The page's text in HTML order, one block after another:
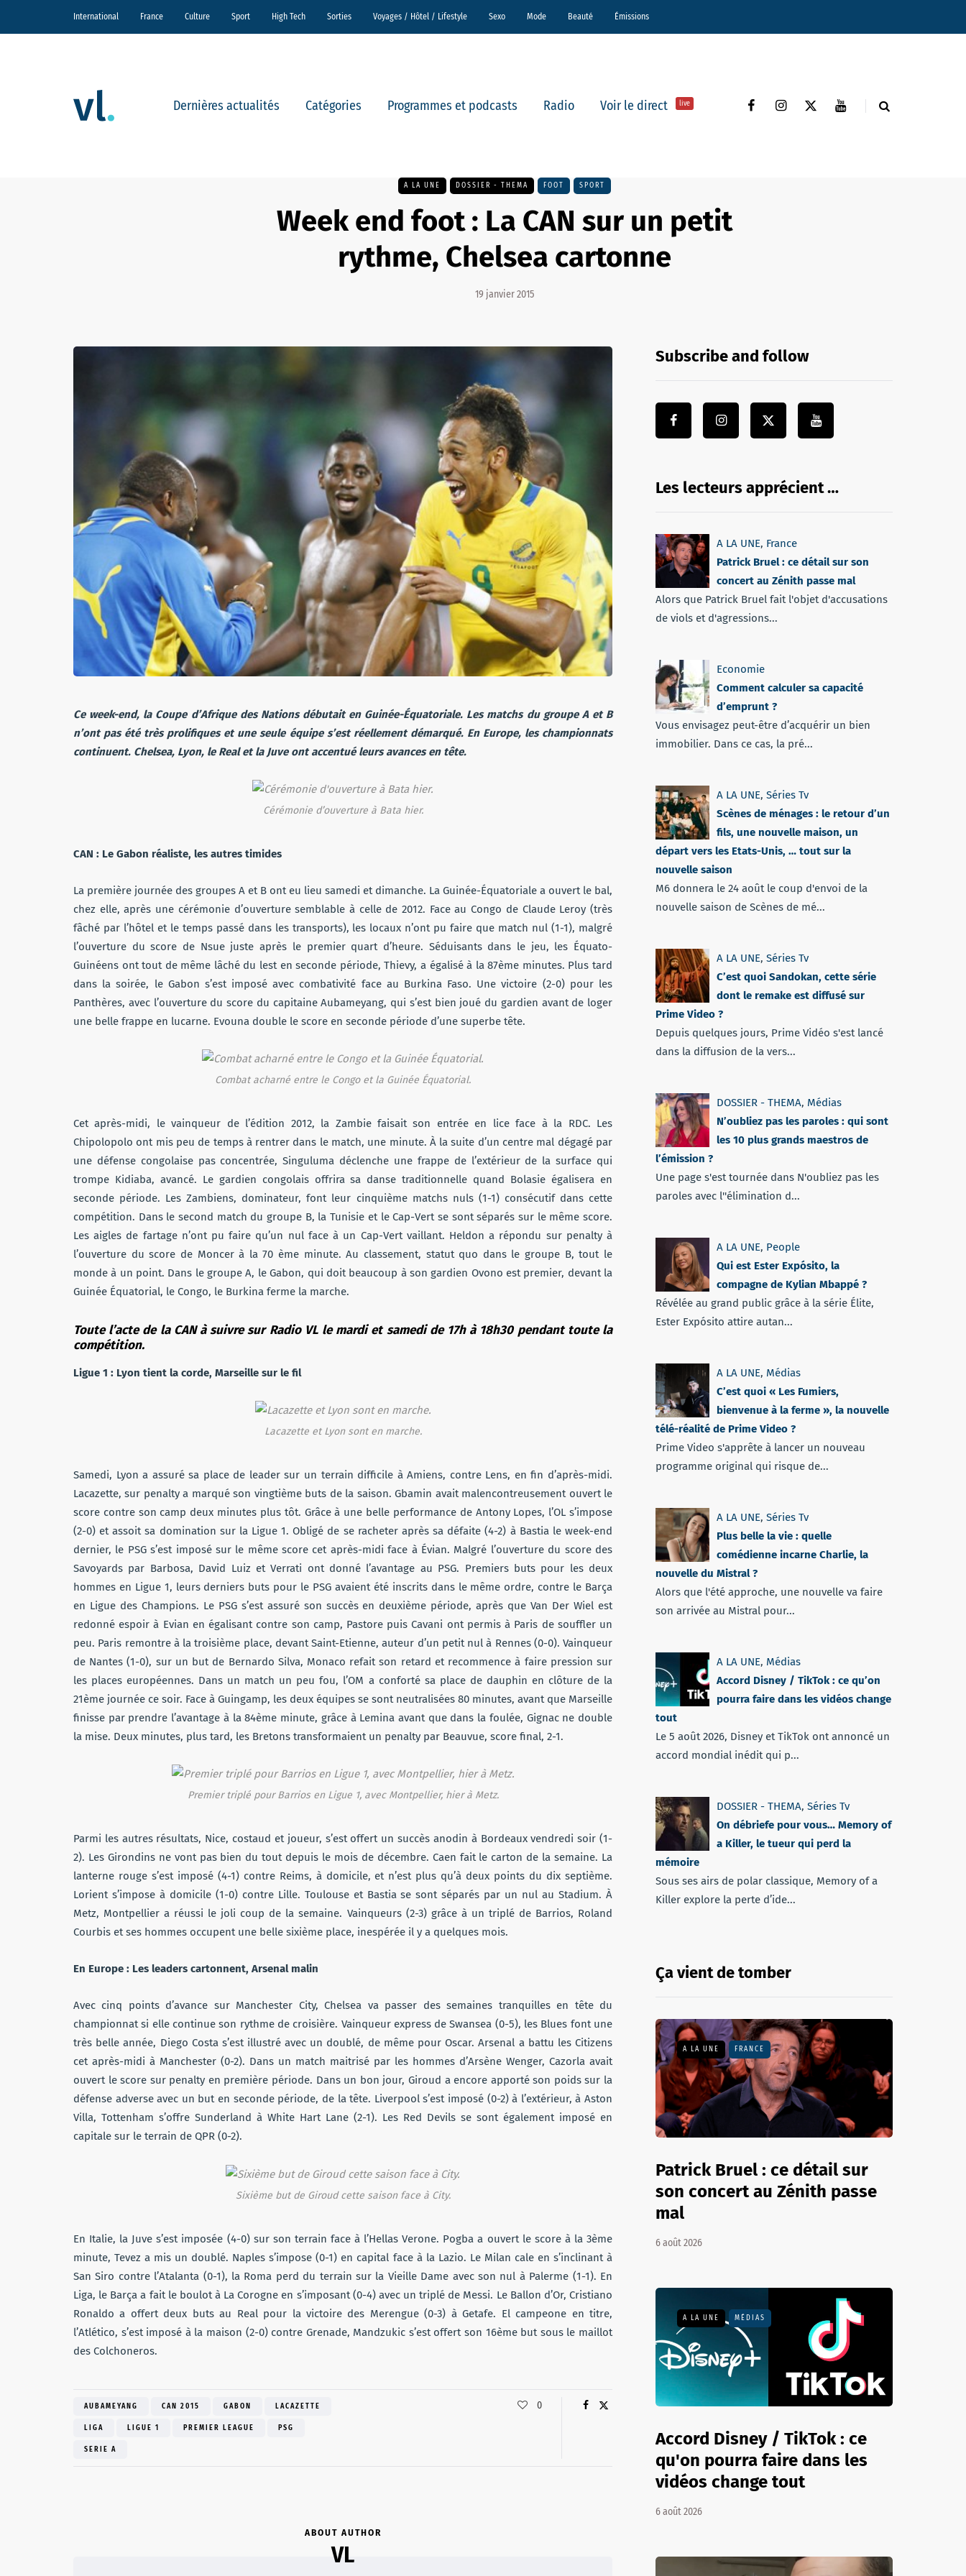
International France Culture Sport High Tech Sorties Voyages / Hôtel / Lifestyle Sexo Mode Beauté Émissions
Dernières actualités Catégories Programmes et podcasts Radio Voir le direct live
A LA UNE DOSSIER - THEMA FOOT SPORT
Week end foot : La CAN sur un petit
rythme, Chelsea cartonne
19 janvier 2015
Ce week-end, la Coupe d’Afrique des Nations débutait en Guinée-Équatoriale. Les matchs du groupe A et B
n’ont pas été très prolifiques et une seule équipe s’est réellement démarqué. En Europe, les championnats
continuent. Chelsea, Lyon, le Real et la Juve ont accentué leurs avances en tête.
Cérémonie d’ouverture à Bata hier.
CAN : Le Gabon réaliste, les autres timides
La première journée des groupes A et B ont eu lieu samedi et dimanche. La Guinée-Équatoriale a ouvert le bal,
chez elle, après une cérémonie d’ouverture semblable à celle de 2012. Face au Congo de Claude Leroy (très
fâché par l’hôtel et le temps passé dans les transports), les locaux n’ont pu faire que match nul (1-1), malgré
l’ouverture du score de Nsue juste après le premier quart d’heure. Séduisants dans le jeu, les Équato-
Guinéens ont tout de même lâché du lest en seconde période, Thievy, a égalisé à la 87ème minutes. Plus tard
dans la soirée, le Gabon s’est imposé avec combativité face au Burkina Faso. Une victoire (2-0) pour les
Panthères, avec l’ouverture du score du capitaine Aubameyang, qui s’est bien joué du gardien avant de loger
une belle frappe en lucarne. Evouna double le score en seconde période d’une superbe tête.
Combat acharné entre le Congo et la Guinée Équatorial.
Cet après-midi, le vainqueur de l’édition 2012, la Zambie faisait son entrée en lice face à la RDC. Les
Chipolopolo ont mis peu de temps à rentrer dans le match, une minute. À la suite d’un centre mal dégagé par
une défense congolaise pas concentrée, Singuluma déclenche une frappe de l’extérieur de la surface qui
trompe Kidiaba, avancé. Le gardien congolais offrira sa danse traditionnelle quand Bolasie égalisera en
seconde période. Les Zambiens, dominateur, font leur cinquième matchs nuls (1-1) consécutif dans cette
compétition. Dans le second match du groupe B, la Tunisie et le Cap-Vert se sont séparés sur le même score.
Les aigles de fartage n’ont pu faire qu’un nul face à un Cap-Vert vaillant. Heldon a répondu sur penalty à
l’ouverture du score de Moncer à la 70 ème minute. Au classement, statut quo dans le groupe B, tout le
monde à un point. Dans le groupe A, le Gabon, qui doit beaucoup à son gardien Ovono est premier, devant la
Guinée Équatorial, le Congo, le Burkina ferme la marche.
Toute l’acte de la CAN à suivre sur Radio VL le mardi et samedi de 17h à 18h30 pendant toute la
compétition.
Ligue 1 : Lyon tient la corde, Marseille sur le fil
Lacazette et Lyon sont en marche.
Samedi, Lyon a assuré sa place de leader sur un terrain difficile à Amiens, contre Lens, en fin d’après-midi.
Lacazette, sur penalty a marqué son vingtième buts de la saison. Gbamin avait malencontreusement ouvert le
score contre son camp deux minutes plus tôt. Grâce à une belle performance de Antony Lopes, l’OL s’impose
(2-0) et assoit sa domination sur la Ligue 1. Obligé de se racheter après sa défaite (4-2) à Bastia le week-end
dernier, le PSG s’est imposé sur le même score cet après-midi face à Évian. Malgré l’ouverture du score des
Savoyards par Barbosa, David Luiz et Verrati ont donné l’avantage au PSG. Premiers buts pour les deux
hommes en Ligue 1, leurs derniers buts pour le PSG avaient été inscrits dans le même ordre, contre le Barça
en Ligue des Champions. Le PSG s’est assuré son succès en deuxième période, après que Van Der Wiel est
redonné espoir à Evian en égalisant contre son camp, Pastore puis Cavani ont permis à Paris de souffler un
peu. Paris remontre à la troisième place, devant Saint-Etienne, auteur d’un petit nul à Rennes (0-0). Vainqueur
de Nantes (1-0), sur un but de Bernardo Silva, Monaco refait son retard et recommence à faire pression sur
les places européennes. Dans un match un peu fou, l’OM a conforté sa place de dauphin en clôture de la
21ème journée ce soir. Face à Guingamp, les deux équipes se sont neutralisées 80 minutes, avant que Marseille
finisse par prendre l’avantage à la 84ème minute, grâce à Lemina avant que dans la foulée, Gignac ne double
la mise. Deux minutes, plus tard, les Bretons transformaient un penalty par Beauvue, score final, 2-1.
Premier triplé pour Barrios en Ligue 1, avec Montpellier, hier à Metz.
Parmi les autres résultats, Nice, costaud et joueur, s’est offert un succès anodin à Bordeaux vendredi soir (1-
2). Les Girondins ne vont pas bien du tout depuis le mois de décembre. Caen fait le carton de la semaine. La
lanterne rouge s’est imposé (4-1) contre Reims, à domicile, et n’est plus qu’à deux points du dix septième.
Lorient s’impose à domicile (1-0) contre Lille. Toulouse et Bastia se sont séparés par un nul au Stadium. À
Metz, Montpellier a réussi le joli coup de la semaine. Vainqueurs (2-3) grâce à un triplé de Barrios, Roland
Courbis et ses hommes occupent une belle sixième place, inespérée il y a quelques mois.
En Europe : Les leaders cartonnent, Arsenal malin
Avec cinq points d’avance sur Manchester City, Chelsea va passer des semaines tranquilles en tête du
championnat si elle continue son rythme de croisière. Vainqueur express de Swansea (0-5), les Blues font une
très belle année, Diego Costa s’est illustré avec un doublé, de même pour Oscar. Arsenal a battu les Citizens
cet après-midi à Manchester (0-2). Dans un match maitrisé par les hommes d’Arsène Wenger, Cazorla avait
ouvert le score sur penalty en première période. Dans un bon jour, Giroud a encore apporté son poids sur la
défense adverse avec un but en seconde période, de la tête. Liverpool s’est imposé (0-2) à l’extérieur, à Aston
Villa, Tottenham s’offre Sunderland à White Hart Lane (2-1). Les Red Devils se sont également imposé en
capitale sur le terrain de QPR (0-2).
Sixième but de Giroud cette saison face à City.
En Italie, la Juve s’est imposée (4-0) sur son terrain face à l’Hellas Verone. Pogba a ouvert le score à la 3ème
minute, Tevez a mis un doublé. Naples s’impose (0-1) en capital face à la Lazio. Le Milan cale en s’inclinant à
San Siro contre l’Atalanta (0-1), la Roma perd du terrain sur la Vieille Dame avec son nul à Palerme (1-1). En
Liga, le Barça a fait le boulot à La Corogne en s’imposant (0-4) avec un triplé de Messi. Le Ballon d’Or, Cristiano
Ronaldo a offert deux buts au Real pour la victoire des Merengue (0-3) à Getafe. El campeone en titre,
l’Atlético, s’est imposé à la maison (2-0) contre Grenade, Mandzukic s’est offert son 16ème but sous le maillot
des Colchoneros.
AUBAMEYANG CAN 2015 GABON LACAZETTE
LIGA LIGUE 1 PREMIER LEAGUE PSG
SERIE A
0
ABOUT AUTHOR
VL
Subscribe and follow
Les lecteurs apprécient …
A LA UNE, France
Patrick Bruel : ce détail sur son
concert au Zénith passe mal
Alors que Patrick Bruel fait l'objet d'accusations
de viols et d'agressions...
Economie
Comment calculer sa capacité
d’emprunt ?
Vous envisagez peut-être d’acquérir un bien
immobilier. Dans ce cas, la pré...
A LA UNE, Séries Tv
Scènes de ménages : le retour d’un
fils, une nouvelle maison, un
départ vers les Etats-Unis, … tout sur la
nouvelle saison
M6 donnera le 24 août le coup d'envoi de la
nouvelle saison de Scènes de mé...
A LA UNE, Séries Tv
C’est quoi Sandokan, cette série
dont le remake est diffusé sur
Prime Video ?
Depuis quelques jours, Prime Vidéo s'est lancé
dans la diffusion de la vers...
DOSSIER - THEMA, Médias
N’oubliez pas les paroles : qui sont
les 10 plus grands maestros de
l’émission ?
Une page s'est tournée dans N'oubliez pas les
paroles avec l''élimination d...
A LA UNE, People
Qui est Ester Expósito, la
compagne de Kylian Mbappé ?
Révélée au grand public grâce à la série Élite,
Ester Expósito attire autan...
A LA UNE, Médias
C’est quoi « Les Fumiers,
bienvenue à la ferme », la nouvelle
télé-réalité de Prime Video ?
Prime Video s'apprête à lancer un nouveau
programme original qui risque de...
A LA UNE, Séries Tv
Plus belle la vie : quelle
comédienne incarne Charlie, la
nouvelle du Mistral ?
Alors que l'été approche, une nouvelle va faire
son arrivée au Mistral pour...
A LA UNE, Médias
Accord Disney / TikTok : ce qu’on
pourra faire dans les vidéos change
tout
Le 5 août 2026, Disney et TikTok ont annoncé un
accord mondial inédit qui p...
DOSSIER - THEMA, Séries Tv
On débriefe pour vous… Memory of
a Killer, le tueur qui perd la
mémoire
Sous ses airs de polar classique, Memory of a
Killer explore la perte d’ide...
Ça vient de tomber
A LA UNE FRANCE
Patrick Bruel : ce détail sur
son concert au Zénith passe
mal
6 août 2026
A LA UNE MÉDIAS
Accord Disney / TikTok : ce
qu'on pourra faire dans les
vidéos change tout
6 août 2026